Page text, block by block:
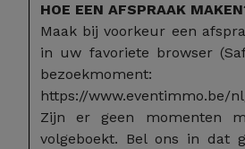
HOE EEN AFSPRAAK
Maak bij voorkeur een
in uw favoriete browser
bezoekmoment:
https://www.eventimmo.be/
Zijn er geen momenten
volgeboekt. Bel ons in dat